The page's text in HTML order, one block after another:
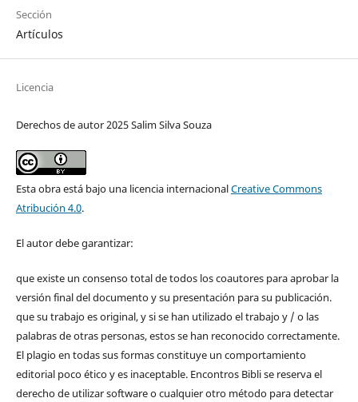
Sección
Artículos
Licencia
Derechos de autor 2025 Salim Silva Souza
Esta obra está bajo una licencia internacionalCreative Commons
Atribución 4.0.
El autor debe garantizar:
que existe un consenso total de todos los coautores para aprobar la
versión final del documento y su presentación para su publicación.
que su trabajo es original, y si se han utilizado el trabajo y / o las
palabras de otras personas, estos se han reconocido correctamente.
El plagio en todas sus formas constituye un comportamiento
editorial poco ético y es inaceptable. Encontros Bibli se reserva el
derecho de utilizar software o cualquier otro método para detectar